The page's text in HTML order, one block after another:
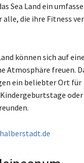
Sea Land ein
die ihre Fitness
können sich auf eine
Atmosphäre freuen.
ein beliebter Ort für